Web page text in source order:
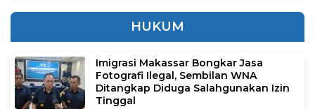
HUKUM
Imigrasi Makassar Bongkar Jasa
Fotografi Ilegal, Sembilan WNA
Ditangkap Diduga Salahgunakan Izin
Tinggal